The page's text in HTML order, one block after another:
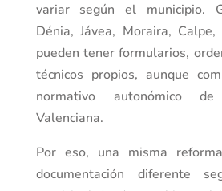
variar según el municipio.
Dénia, Jávea, Moraira,
pueden tener formularios,
técnicos propios, aunque
normativo autonómico
Valenciana.
Por eso, una misma
documentación diferente